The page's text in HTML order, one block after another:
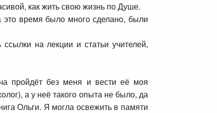
как жить свою жизнь по Душе.
это время было много сделано, были
на лекции и статьи учителей,
пройдёт без меня и вести её моя
а у неё такого опыта не было, да
Ольги. Я могла освежить в памяти